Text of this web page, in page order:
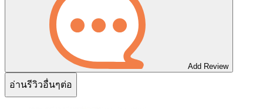
Add Review
อ่านรีวิวอื่นๆต่อ